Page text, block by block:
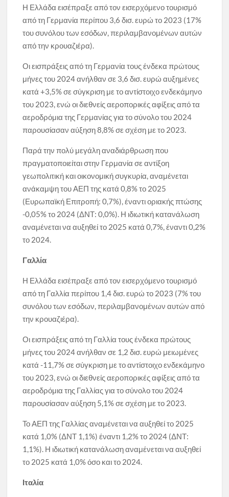
Η Ελλάδα εισέπραξε από τον εισερχόμενο τουρισμό
από τη Γερμανία περίπου 3,6 δισ. ευρώ το 2023 (17%
του συνόλου των εσόδων, περιλαμβανομένων αυτών
από την κρουαζιέρα).
Οι εισπράξεις από τη Γερμανία τους ένδεκα πρώτους
μήνες του 2024 ανήλθαν σε 3,6 δισ. ευρώ αυξημένες
κατά +3,5% σε σύγκριση με το αντίστοιχο ενδεκάμηνο
του 2023, ενώ οι διεθνείς αεροπορικές αφίξεις από τα
αεροδρόμια της Γερμανίας για το σύνολο του 2024
παρουσίασαν αύξηση 8,8% σε σχέση με το 2023.
Παρά την πολύ μεγάλη αναδιάρθρωση που
πραγματοποιείται στην Γερμανία σε αντίξοη
γεωπολιτική και οικονομική συγκυρία, αναμένεται
ανάκαμψη του ΑΕΠ της κατά 0,8% το 2025
(Ευρωπαϊκή Επιτροπή: 0,7%), έναντι οριακής πτώσης
-0,05% το 2024 (ΔΝΤ: 0,0%). Η ιδιωτική κατανάλωση
αναμένεται να αυξηθεί το 2025 κατά 0,7%, έναντι 0,2%
το 2024.
Γαλλία
Η Ελλάδα εισέπραξε από τον εισερχόμενο τουρισμό
από τη Γαλλία περίπου 1,4 δισ. ευρώ το 2023 (7% του
συνόλου των εσόδων, περιλαμβανομένων αυτών από
την κρουαζιέρα).
Οι εισπράξεις από τη Γαλλία τους ένδεκα πρώτους
μήνες του 2024 ανήλθαν σε 1,2 δισ. ευρώ μειωμένες
κατά -11,7% σε σύγκριση με το αντίστοιχο ενδεκάμηνο
του 2023, ενώ οι διεθνείς αεροπορικές αφίξεις από τα
αεροδρόμια της Γαλλίας για το σύνολο του 2024
παρουσίασαν αύξηση 5,1% σε σχέση με το 2023.
Το ΑΕΠ της Γαλλίας αναμένεται να αυξηθεί το 2025
κατά 1,0% (ΔΝΤ 1,1%) έναντι 1,2% το 2024 (ΔΝΤ:
1,1%). Η ιδιωτική κατανάλωση αναμένεται να αυξηθεί
το 2025 κατά 1,0% όσο και το 2024.
Ιταλία